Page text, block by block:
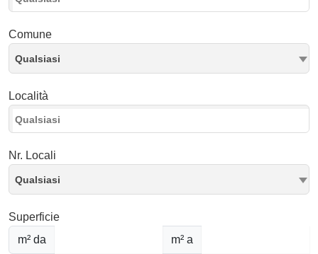
Comune
Qualsiasi
Località
Nr. Locali
Qualsiasi
Superficie
m² da
m² a